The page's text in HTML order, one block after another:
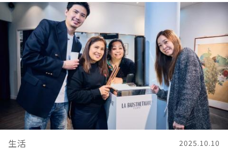
生活 2025.10.10